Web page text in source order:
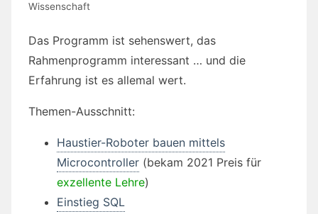
Wissenschaft
Das Programm ist sehenswert, das
Rahmenprogramm interessant … und die
Erfahrung ist es allemal wert.
Themen-Ausschnitt:
Haustier-Roboter bauen mittels
Microcontroller (bekam 2021 Preis für
exzellente Lehre)
Einstieg SQL